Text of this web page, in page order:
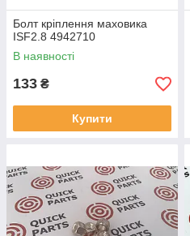
Болт кріплення маховика
ISF2.8 4942710
В наявності
133 ₴
Купити